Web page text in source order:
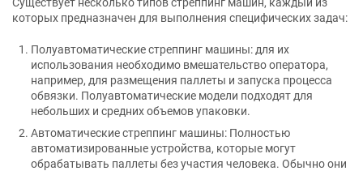
которых предназначен для выполнения специфических задач:
Полуавтоматические стреппинг машины: для их
использования необходимо вмешательство оператора,
например, для размещения паллеты и запуска процесса
обвязки. Полуавтоматические модели подходят для
небольших и средних объемов упаковки.
Автоматические стреппинг машины: Полностью
автоматизированные устройства, которые могут
обрабатывать паллеты без участия человека. Обычно они